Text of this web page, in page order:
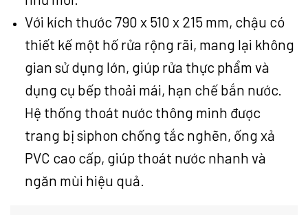
Với kích thước 790 x 510 x 215 mm, chậu có
thiết kế một hố rửa rộng rãi, mang lại không
gian sử dụng lớn, giúp rửa thực phẩm và
dụng cụ bếp thoải mái, hạn chế bắn nước.
Hệ thống thoát nước thông minh được
trang bị siphon chống tắc nghẽn, ống xả
PVC cao cấp, giúp thoát nước nhanh và
ngăn mùi hiệu quả.